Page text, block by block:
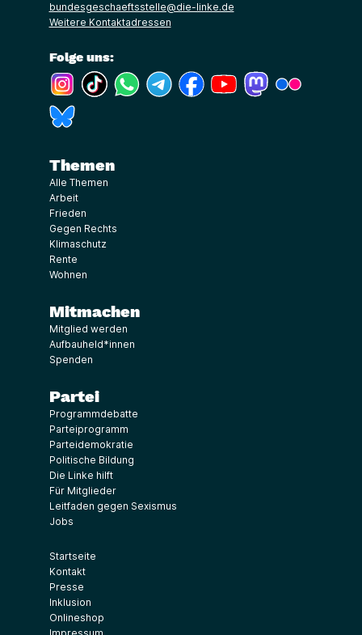
bundesgeschaeftsstelle@die-linke.de
Weitere Kontaktadressen
Folge uns:
(Link öffnet ein neues Fenster)
(Link öffnet ein neues Fenster)
(Link öffnet ein neues Fenster)
(Link öffnet ein neues Fenster)
(Link öffnet ein neues Fenster)
(Link öffnet ein neues
(Link öffnet ein
Themen
Alle Themen
Arbeit
Frieden
Gegen Rechts
Klimaschutz
Rente
Wohnen
Mitmachen
Mitglied werden
Aufbauheld*innen
Spenden
Partei
Programmdebatte
Parteiprogramm
Parteidemokratie
Politische Bildung
Die Linke hilft
Für Mitglieder
Leitfaden gegen Sexismus
Jobs
Startseite
Kontakt
Presse
Inklusion
Onlineshop